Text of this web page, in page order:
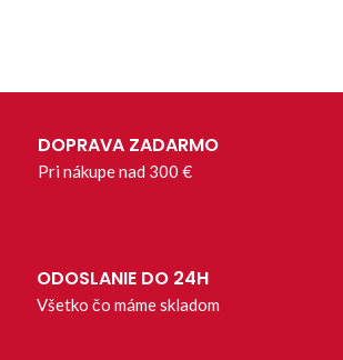
DOPRAVA ZADARMO
Pri nákupe nad 300 €
ODOSLANIE DO 24H
Všetko čo máme skladom